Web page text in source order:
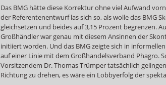
Das BMG hätte diese Korrektur ohne viel Aufwand
der Referentenentwurf las sich so, als wolle das BMG
gleichsetzen und beides auf 3,15 Prozent begrenzen.
Großhändler war genau mit diesem Ansinnen der
initiiert worden. Und das BMG zeigte sich in
auf einer Linie mit dem Großhandelsverband Phagro.
Vorsitzendem Dr. Thomas Trümper tatsächlich
Richtung zu drehen, es wäre ein Lobbyerfolg der